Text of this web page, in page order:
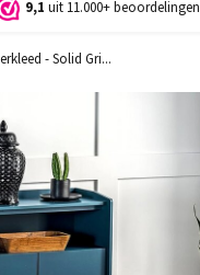
9,1 uit 11.000+ beoordelingen
- Solid Gri...